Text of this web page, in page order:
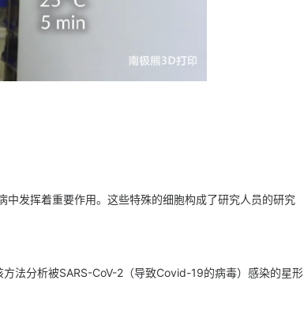
发挥着重要作用。这些特殊的细胞构成了研究人员的研究
法分析被SARS-CoV-2（导致Covid-19的病毒）感染的星形